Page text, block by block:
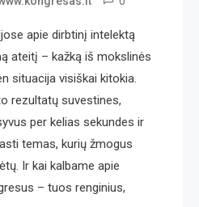
apie dirbtinį intelektą
ateitį – kažką iš mokslinės
situacija visiškai kitokia.
rezultatų suvestines,
per kelias sekundes ir
temas, kurių žmogus
Ir kai kalbame apie
– tuos renginius,